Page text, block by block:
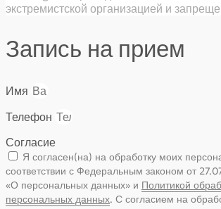
экстремистской организацией и
Запись на прием
Имя
Телефон
Согласие
Я согласен(на) на обработку моих
соответствии с Федеральным законом от
«О персональных данных» и Политикой
персональных данных. С согласием на